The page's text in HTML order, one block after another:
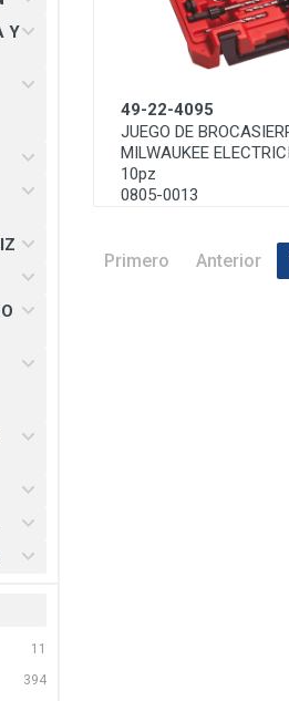
Y
Y
11
394
49-22-4095
JUEGO DE
MILWAUKEE
10pz
0805-0013
Primero Anterior